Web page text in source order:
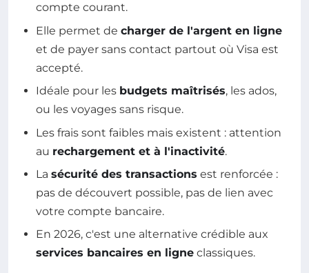
compte courant.
Elle permet de charger de l'argent en ligne
et de payer sans contact partout où Visa est
accepté.
Idéale pour les budgets maîtrisés, les ados,
ou les voyages sans risque.
Les frais sont faibles mais existent : attention
au rechargement et à l'inactivité.
La sécurité des transactions est renforcée :
pas de découvert possible, pas de lien avec
votre compte bancaire.
En 2026, c'est une alternative crédible aux
services bancaires en ligne classiques.